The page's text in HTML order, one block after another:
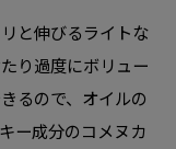
と伸びるライトな
り過度にボリュー
るので、オイルの
ー成分のコメヌカ